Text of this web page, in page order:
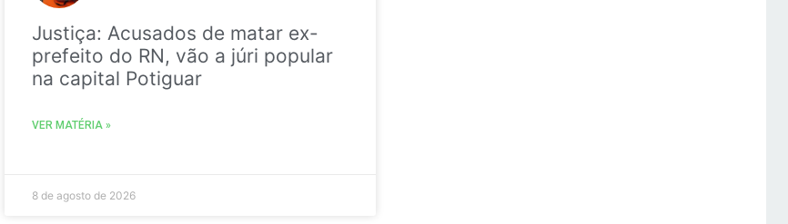
Justiça: Acusados de matar ex-
prefeito do RN, vão a júri popular
na capital Potiguar
VER MATÉRIA »
8 de agosto de 2026